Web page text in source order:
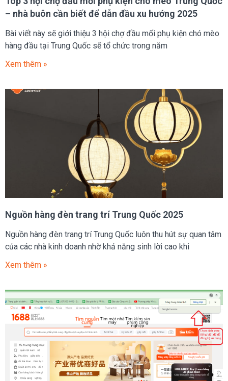
– nhà buôn cần biết để dẫn đầu xu hướng 2025
Bài viết này sẽ giới thiệu 3 hội chợ đầu mối phụ kiện chó mèo
hàng đầu tại Trung Quốc sẽ tổ chức trong năm
Xem thêm »
Nguồn hàng đèn trang trí Trung Quốc 2025
Nguồn hàng đèn trang trí Trung Quốc luôn thu hút sự quan tâm
của các nhà kinh doanh nhờ khả năng sinh lời cao khi
Xem thêm »